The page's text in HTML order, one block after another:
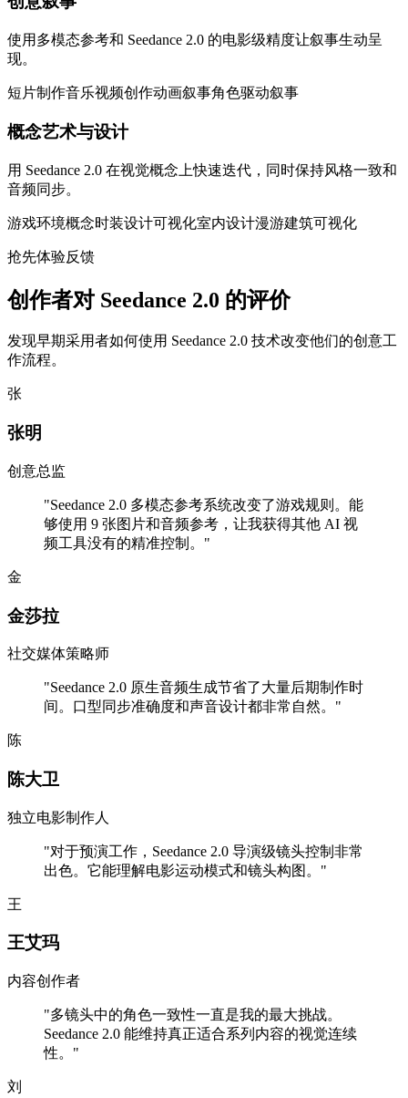
使用多模态参考和 Seedance 2.0 的电影级精度让叙事生动呈
现。
短片制作音乐视频创作动画叙事角色驱动叙事
概念艺术与设计
用 Seedance 2.0 在视觉概念上快速迭代，同时保持风格一致和
音频同步。
游戏环境概念时装设计可视化室内设计漫游建筑可视化
抢先体验反馈
创作者对 Seedance 2.0 的评价
发现早期采用者如何使用 Seedance 2.0 技术改变他们的创意工
作流程。
张
张明
创意总监
"Seedance 2.0 多模态参考系统改变了游戏规则。能
够使用 9 张图片和音频参考，让我获得其他 AI 视
频工具没有的精准控制。 "
金
金莎拉
社交媒体策略师
"Seedance 2.0 原生音频生成节省了大量后期制作时
间。口型同步准确度和声音设计都非常自然。 "
陈
陈大卫
独立电影制作人
"对于预演工作，Seedance 2.0 导演级镜头控制非常
出色。它能理解电影运动模式和镜头构图。 "
王
王艾玛
内容创作者
"多镜头中的角色一致性一直是我的最大挑战。
Seedance 2.0 能维持真正适合系列内容的视觉连续
性。 "
刘